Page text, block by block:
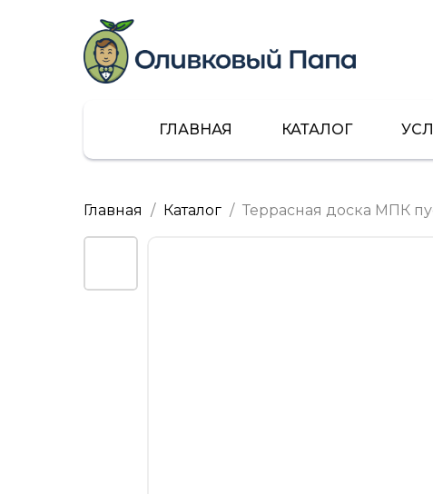
ГЛАВНАЯ КАТАЛОГ
Главная Каталог Террасная доска МПК